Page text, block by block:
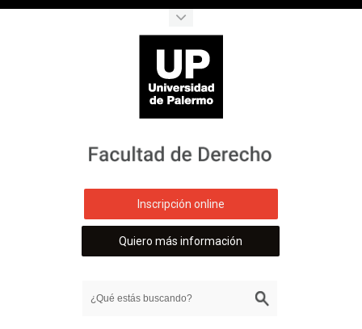
Inscripción online
Quiero más información